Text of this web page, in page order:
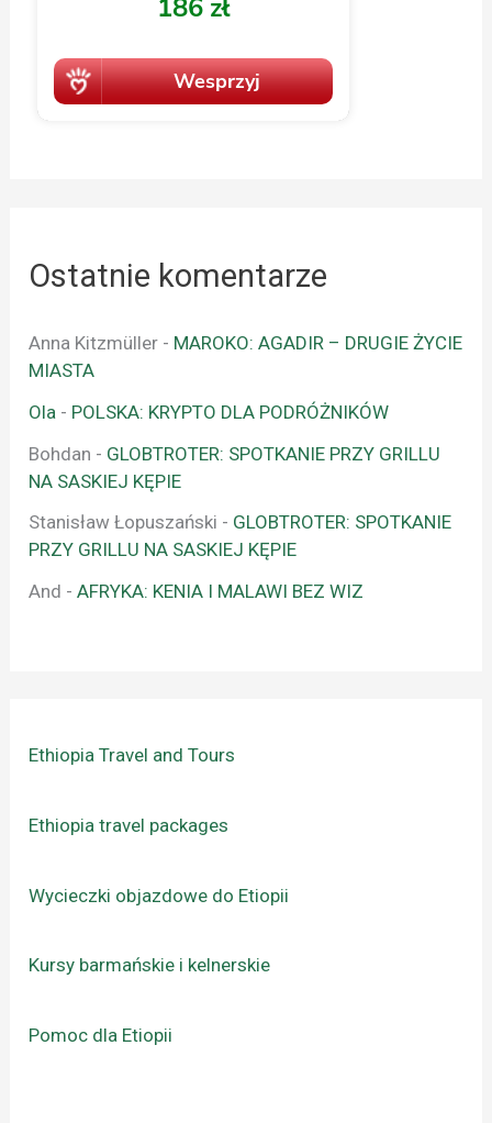
Ostatnie komentarze
Anna Kitzmüller - MAROKO: AGADIR – DRUGIE ŻYCIE
MIASTA
Ola - POLSKA: KRYPTO DLA PODRÓŻNIKÓW
Bohdan - GLOBTROTER: SPOTKANIE PRZY GRILLU
NA SASKIEJ KĘPIE
Stanisław Łopuszański - GLOBTROTER: SPOTKANIE
PRZY GRILLU NA SASKIEJ KĘPIE
And -AFRYKA: KENIA I MALAWI BEZ WIZ
Ethiopia Travel and Tours
Ethiopia travel packages
Wycieczki objazdowe do Etiopii
Kursy barmańskie i kelnerskie
Pomoc dla Etiopii